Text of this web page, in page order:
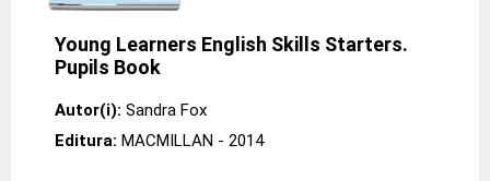
Young Learners English Skills Starters.
Pupils Book
Autor(i): Sandra Fox
Editura: MACMILLAN - 2014